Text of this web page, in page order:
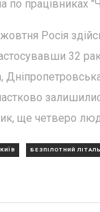
по працівниках
Росія
32
ще четверо
КИЇВ БЕЗПІЛОТНИЙ